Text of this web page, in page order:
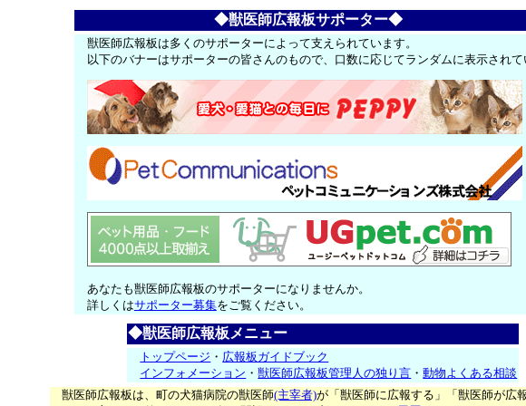
◆獣医師広報板サポーター◆
獣医師広報板は多くのサポーターによって支えられています。
以下のバナーはサポーターの皆さんのもので、口数に応じてランダムに表示されて
あなたも獣医師広報板のサポーターになりませんか。
詳しくはサポーター募集をご覧ください。
◆獣医師広報板メニュー
トップページ ・ 広報板ガイドブック
インフォメーション ・獣医師広報板管理人の独り言 ・動物よくある相談
獣医師広報板は、町の犬猫病院の獣医師(主宰者)が「獣医師に広報する」「獣医師が広報